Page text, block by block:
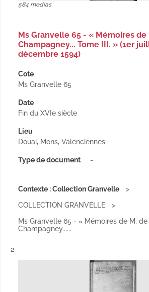
584 medias
Ms Granvelle 65 - « Mémoires de
Champagney... Tome III. » (1er
décembre 1594)
Cote
Ms Granvelle 65
Date
Fin du XVIe siècle
Lieu
Douai, Mons, Valenciennes
Type de document -
Contexte : Collection Granvelle
COLLECTION GRANVELLE
Ms Granvelle 65 - « Mémoires de M. de
Champagney......
Résultat n°
2